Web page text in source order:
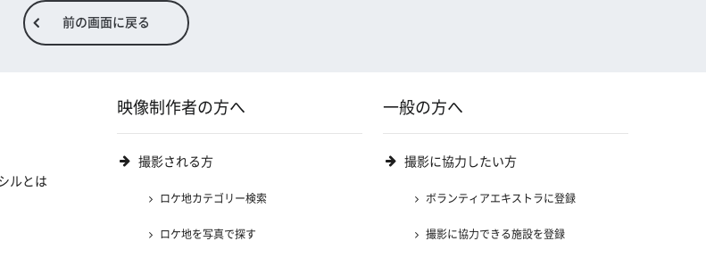
前の画面に戻る
ルとは
映像制作者の方へ
撮影される方
ロケ地カテゴリー検索
ロケ地を写真で探す
一般の方へ
撮影に協力したい方
ボランティアエキストラに登録
撮影に協力できる施設を登録